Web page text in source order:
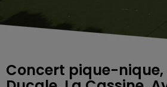
Concert pique-